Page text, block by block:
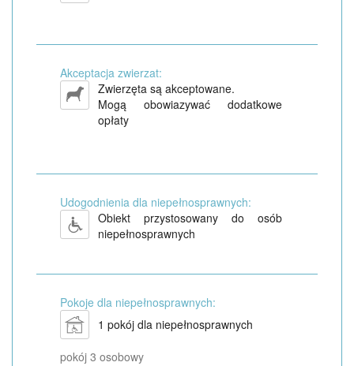
Akceptacja zwierzat:
Zwierzęta są akceptowane.
Mogą obowiazywać dodatkowe
opłaty
Udogodnienia dla niepełnosprawnych:
Obiekt przystosowany do osób
niepełnosprawnych
Pokoje dla niepełnosprawnych:
1 pokój dla niepełnosprawnych
pokój 3 osobowy